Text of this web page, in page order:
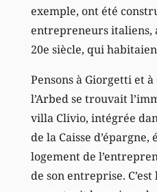
exemple, ont été
entrepreneurs italiens,
20e siècle, qui
Pensons à Giorgetti et
l’Arbed se trouvait
villa Clivio, intégrée
de la Caisse d’épargne,
logement de
de son entreprise.